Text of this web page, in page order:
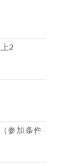
2
参加条件